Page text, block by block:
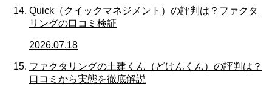
Quick（クイックマネジメント）の評判は？ファクタ
リングの口コミ検証
2026.07.18
ファクタリングの土建くん（どけんくん）の評判は？
口コミから実態を徹底解説